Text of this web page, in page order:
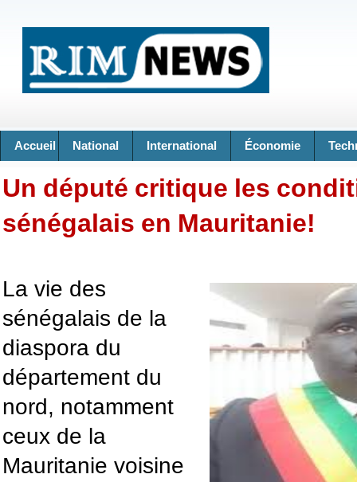
Accueil National International Économie
Un député critique les
sénégalais en Mauritanie!
La vie des
sénégalais de la
diaspora du
département du
nord, notamment
ceux de la
Mauritanie voisine